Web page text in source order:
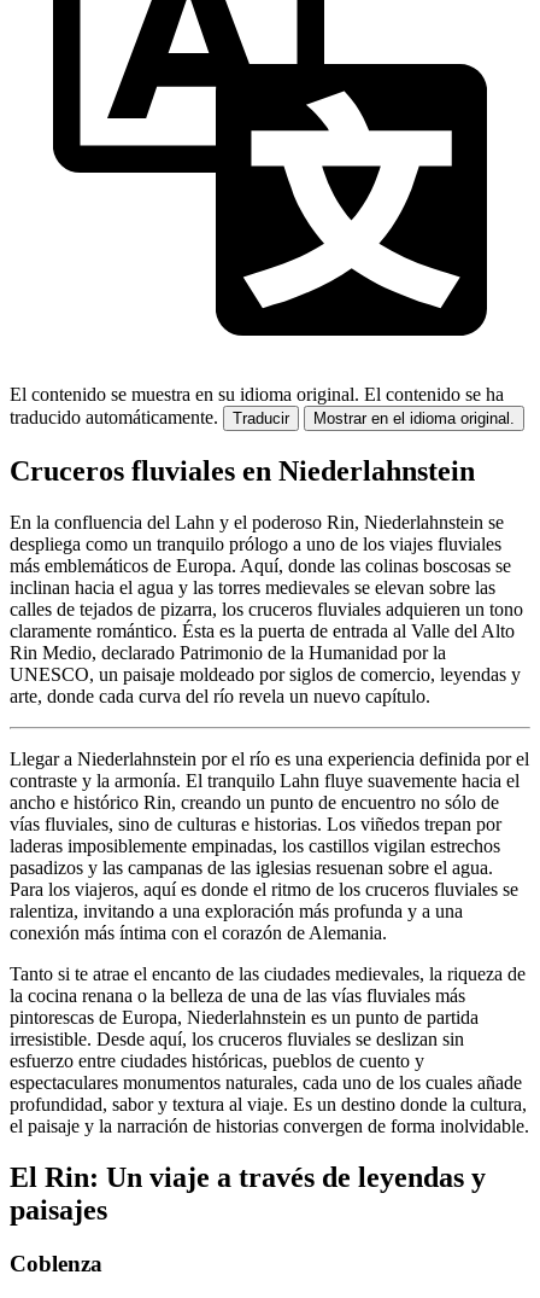
El contenido se muestra en su idioma original. El contenido se ha
traducido automáticamente.
Traducir Mostrar en el idioma original.
Cruceros fluviales en Niederlahnstein
En la confluencia del Lahn y el poderoso Rin, Niederlahnstein se
despliega como un tranquilo prólogo a uno de los viajes fluviales
más emblemáticos de Europa. Aquí, donde las colinas boscosas se
inclinan hacia el agua y las torres medievales se elevan sobre las
calles de tejados de pizarra, los cruceros fluviales adquieren un tono
claramente romántico. Ésta es la puerta de entrada al Valle del Alto
Rin Medio, declarado Patrimonio de la Humanidad por la
UNESCO, un paisaje moldeado por siglos de comercio, leyendas y
arte, donde cada curva del río revela un nuevo capítulo.
Llegar a Niederlahnstein por el río es una experiencia definida por el
contraste y la armonía. El tranquilo Lahn fluye suavemente hacia el
ancho e histórico Rin, creando un punto de encuentro no sólo de
vías fluviales, sino de culturas e historias. Los viñedos trepan por
laderas imposiblemente empinadas, los castillos vigilan estrechos
pasadizos y las campanas de las iglesias resuenan sobre el agua.
Para los viajeros, aquí es donde el ritmo de los cruceros fluviales se
ralentiza, invitando a una exploración más profunda y a una
conexión más íntima con el corazón de Alemania.
Tanto si te atrae el encanto de las ciudades medievales, la riqueza de
la cocina renana o la belleza de una de las vías fluviales más
pintorescas de Europa, Niederlahnstein es un punto de partida
irresistible. Desde aquí, los cruceros fluviales se deslizan sin
esfuerzo entre ciudades históricas, pueblos de cuento y
espectaculares monumentos naturales, cada uno de los cuales añade
profundidad, sabor y textura al viaje. Es un destino donde la cultura,
el paisaje y la narración de historias convergen de forma inolvidable.
El Rin: Un viaje a través de leyendas y
paisajes
Coblenza